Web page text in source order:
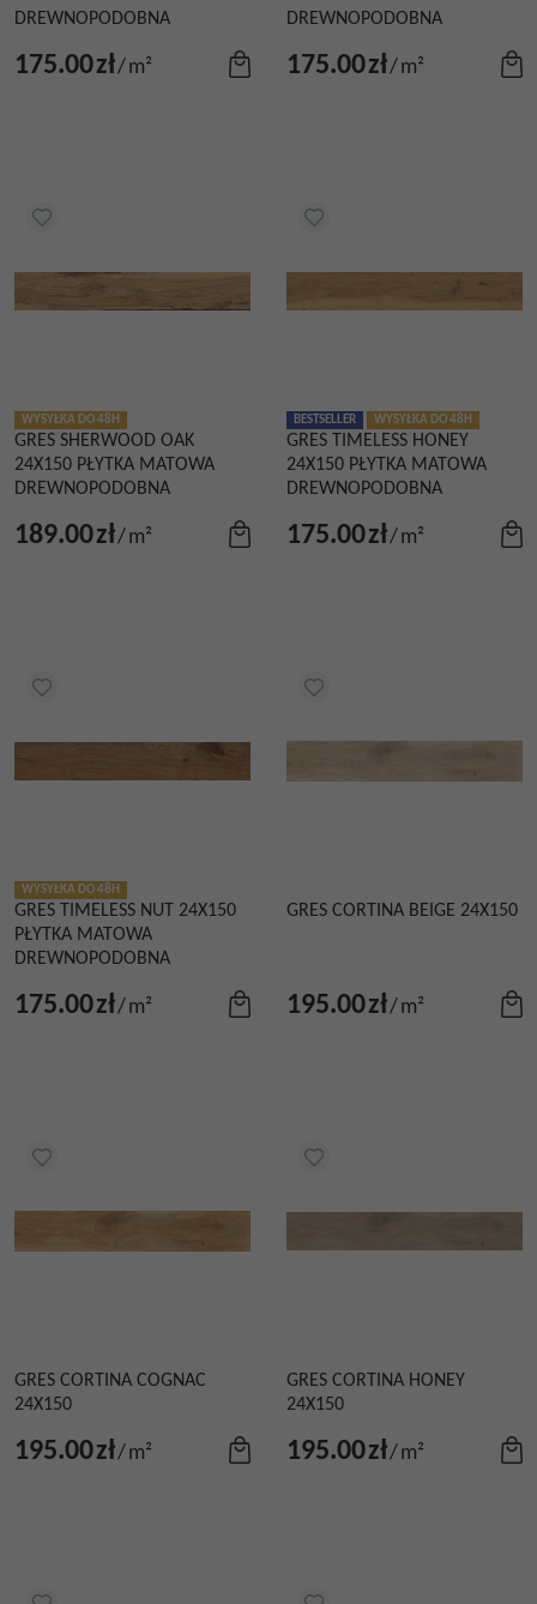
DREWNOPODOBNA
175.00zł/m²
DREWNOPODOBNA
175.00zł/m²
WYSYŁKA DO 48H
GRES SHERWOOD OAK
24X150 PŁYTKA MATOWA
DREWNOPODOBNA
189.00zł/m²
BESTSELLER WYSYŁKA DO 48H
GRES TIMELESS HONEY
24X150 PŁYTKA MATOWA
DREWNOPODOBNA
175.00zł/m²
WYSYŁKA DO 48H
GRES TIMELESS NUT 24X150
PŁYTKA MATOWA
DREWNOPODOBNA
175.00zł/m²
GRES CORTINA BEIGE 24X150
195.00zł/m²
GRES CORTINA COGNAC
24X150
195.00zł/m²
GRES CORTINA HONEY
24X150
195.00zł/m²